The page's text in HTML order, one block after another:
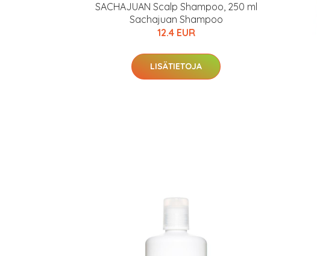
SACHAJUAN Scalp Shampoo, 250 ml
Sachajuan Shampoo
12.4 EUR
LISÄTIETOJA